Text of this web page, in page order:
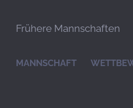
Frühere Mannschaften
MANNSCHAFT